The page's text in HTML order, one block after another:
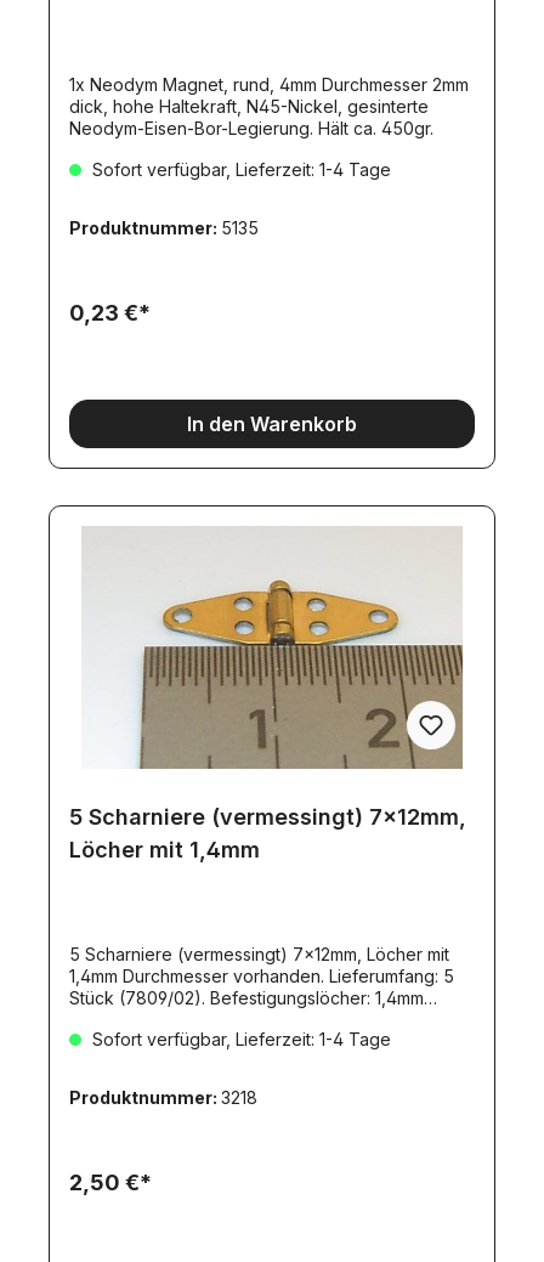
1x Neodym Magnet, rund, 4mm Durchmesser 2mm
dick, hohe Haltekraft, N45-Nickel, gesinterte
Neodym-Eisen-Bor-Legierung. Hält ca. 450gr.
Sofort verfügbar, Lieferzeit: 1-4 Tage
Produktnummer: 5135
0,23 €*
In den Warenkorb
5 Scharniere (vermessingt) 7x12mm,
Löcher mit 1,4mm
5 Scharniere (vermessingt) 7x12mm, Löcher mit
1,4mm Durchmesser vorhanden. Lieferumfang: 5
Stück (7809/02). Befestigungslöcher: 1,4mm
Messingschrauben mit 1,2mm:Länge 6mm: Artikel
10mm: Artikel 7525Länge 12mm: Artikel 7524Zu
diesen Schrauben passende Muttern: Artikel
Steckschlüssel sind nicht enthalten.
Sofort verfügbar, Lieferzeit: 1-4 Tage
Produktnummer: 3218
2,50 €*